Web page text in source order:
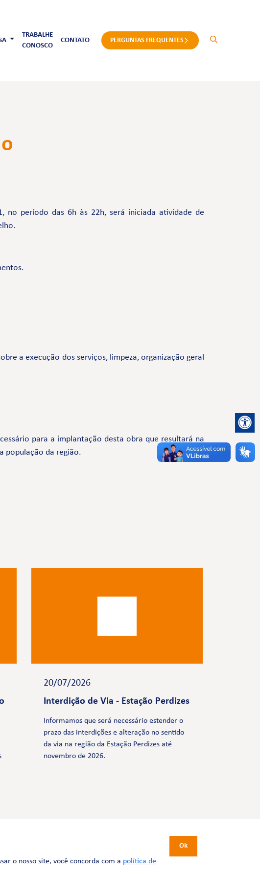
TRABALHE
CONOSCO
CONTATO PERGUNTAS FREQUENTES
no período das 6h às 22h, será iniciada atividade de
a execução dos serviços, limpeza, organização geral
para a implantação desta obra que resultará na
população da região.
20/07/2026
Interdição de Via - Estação Perdizes
Informamos que será necessário estender o
prazo das interdições e alteração no sentido
da via na região da Estação Perdizes até
novembro de 2026.
o nosso site, você concorda com a política de
Ok